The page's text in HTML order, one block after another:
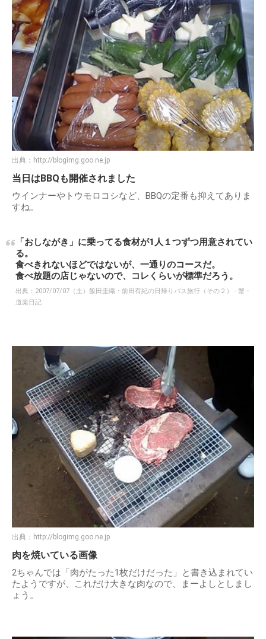
出典： http://blogimg.goo.ne.jp
当日はBBQも開催されました
ウインナーやトウモロコシなど、BBQの定番も抑えてありま
すね。
「おしながき」に乗ってる食材が1人１つずつ用意されてい
る。
食べきれないほどではないが、一通りのコースだ。
食べ放題の店じゃないので、コレくらいが標準だろう。
出典： 2007/07/07（土）飯田圭織・前田有紀の日帰りバス旅行（その２） - 蟹・
道楽日記
出典： http://blogimg.goo.ne.jp
肉を焼いている画像
2ちゃんでは「肉がたった1枚だけだった」と書き込まれてい
たようですが、これだけ大きな肉なので、まーよしとしまし
ょう。